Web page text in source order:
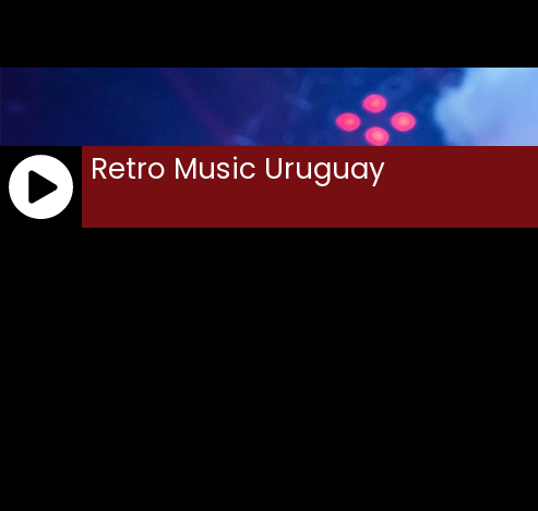
REDES SOCIALES